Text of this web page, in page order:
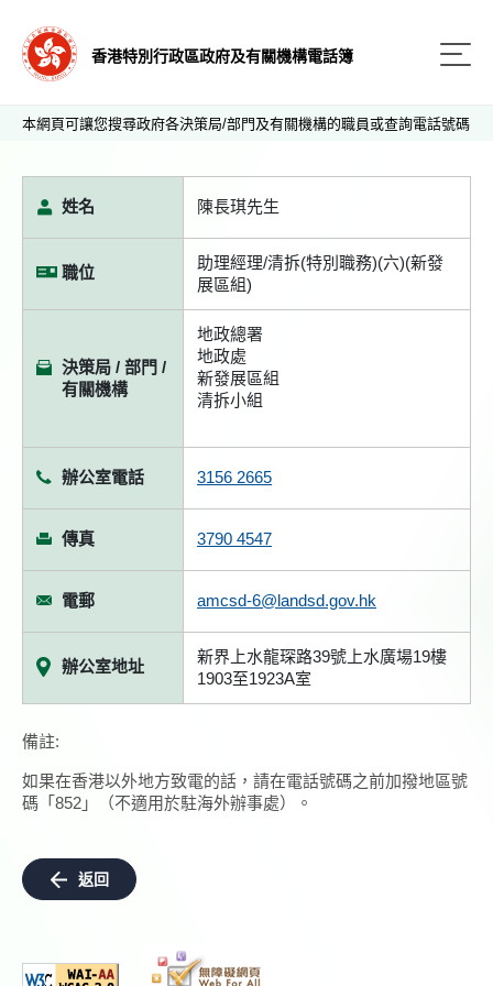
香港特別行政區政府及有關機構電話簿
本網頁可讓您搜尋政府各決策局/部門及有關機構的職員或查詢電話號碼
姓名 陳長琪先生
職位
助理經理/清拆(特別職務)(六)(新發
展區組)
決策局 / 部門 /
有關機構
地政總署
地政處
新發展區組
清拆小組
辦公室電話 3156 2665
傳真 3790 4547
電郵 amcsd-6@landsd.gov.hk
辦公室地址
新界上水龍琛路39號上水廣場19樓
1903至1923A室
備註:
如果在香港以外地方致電的話，請在電話號碼之前加撥地區號
碼「852」（不適用於駐海外辦事處）。
返回